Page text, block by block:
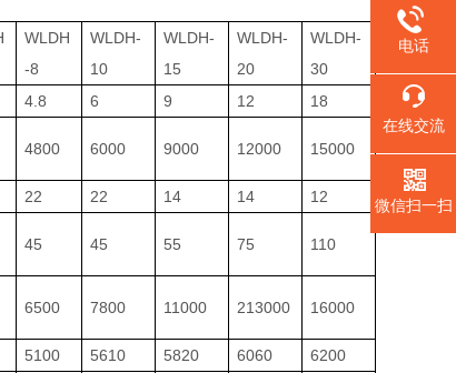
WLDH
-8
WLDH-
10
WLDH-
15
WLDH-
20
WLDH-
30
4.8 6 9 12
18
4800 6000 9000 12000 15000
22 22 14 14
12
45 45 55 75 110
6500 7800 11000 213000 16000
5100 5610 5820 6060
6200
电话
在线交流
微信扫一扫